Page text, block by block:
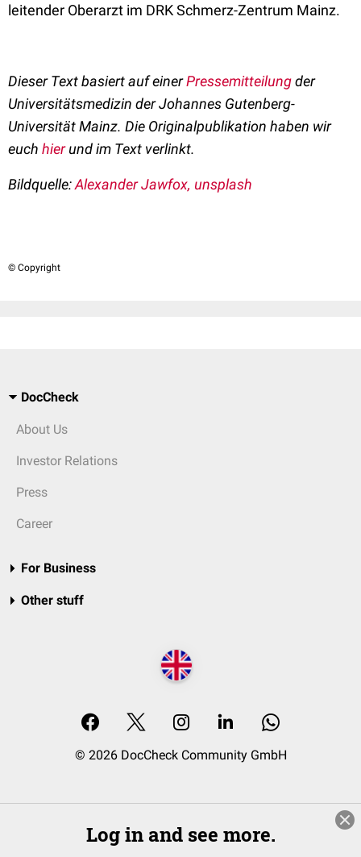
leitender Oberarzt im DRK Schmerz-Zentrum Mainz.
Dieser Text basiert auf einerPressemitteilungder
Universitätsmedizin der Johannes Gutenberg-
Universität Mainz. Die Originalpublikation haben wir
euch hierund im Text verlinkt.
Bildquelle:Alexander Jawfox, unsplash
© Copyright
DocCheck
About Us
Investor Relations
Press
Career
For Business
Other stuff
© 2026 DocCheck Community GmbH
Log in and see more.